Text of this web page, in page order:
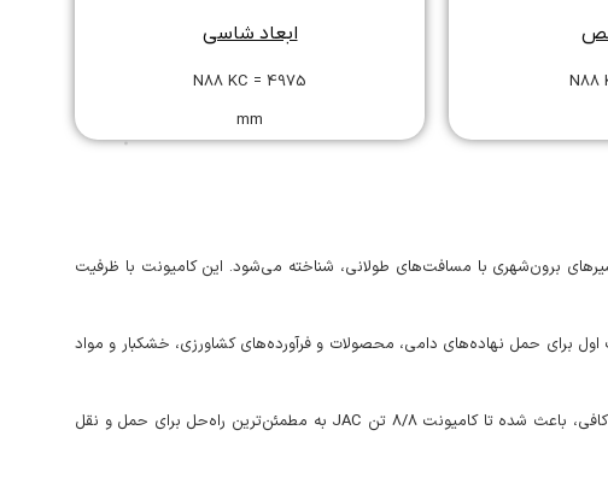
N88
ابعاد شاسی
N88 KC = 4975
mm
برون‌شهری با مسافت‌های طولانی، شناخته می‌شود. این کامیونت با ظرفیت
ظرفیت حمل بار است. طول بارخور نزدیک به ۵/۵ متر این کامیونت را به انتخاب اول برای حمل نهاده‌های دامی، محصولات و فرآورده‌های کشاورزی، خشکبار و مواد
ترکیب این ویژگی‌ها با موتور قدرتمند ۴/۵ لیتری و گیربکس اختصاصی که بهینه‌ترین خروجی را تولید می‌کند و همچنین کابین با فضای استراحت کافی، باعث شده تا کامیونت ۸/۸ تن JAC به مطمئن‌ترین راه‌حل برای حمل و نقل